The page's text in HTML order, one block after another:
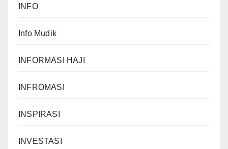
INFO
Info Mudik
INFORMASI HAJI
INFROMASI
INSPIRASI
INVESTASI